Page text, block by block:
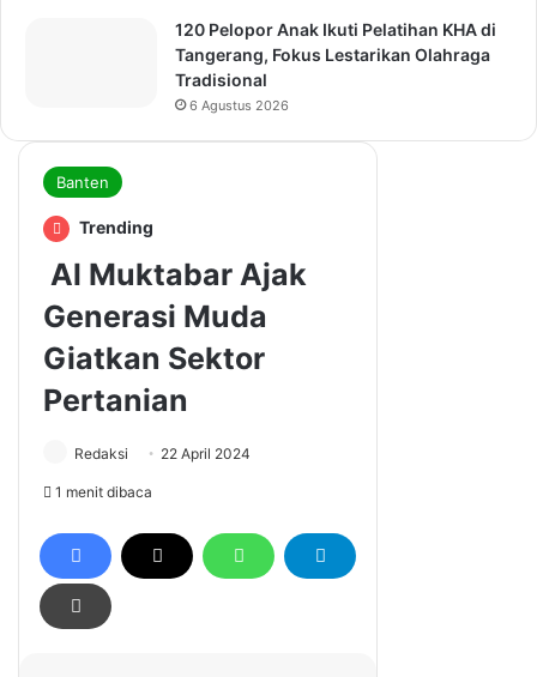
120 Pelopor Anak Ikuti Pelatihan KHA di
Tangerang, Fokus Lestarikan Olahraga
Tradisional
6 Agustus 2026